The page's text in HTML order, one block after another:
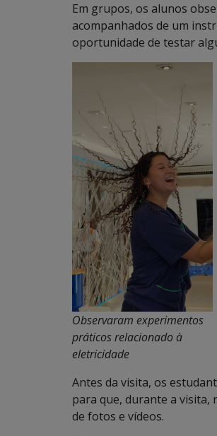
Em grupos, os alunos
acompanhados de um
oportunidade de testar
Observaram experimentos
práticos relacionado à
eletricidade
Antes da visita, os
para que, durante a
de fotos e vídeos.